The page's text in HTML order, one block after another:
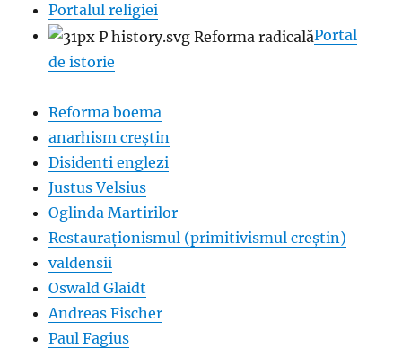
Portalul religiei
Portal
de istorie
Reforma boema
anarhism creștin
Disidenti englezi
Justus Velsius
Oglinda Martirilor
Restauraționismul (primitivismul creștin)
valdensii
Oswald Glaidt
Andreas Fischer
Paul Fagius